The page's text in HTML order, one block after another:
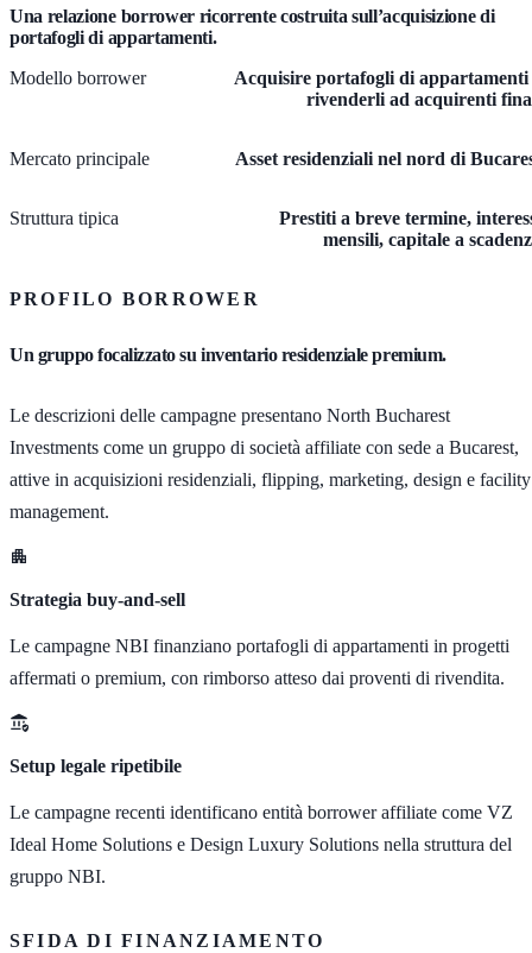
Una relazione borrower ricorrente costruita sull’acquisizione di
portafogli di appartamenti.
Modello borrower
Acquisire portafogli di appartamenti
rivenderli ad acquirenti
Mercato principale Asset residenziali nel nord di
Struttura tipica
Prestiti a breve termine,
mensili, capitale a
PROFILO BORROWER
Un gruppo focalizzato su inventario residenziale premium.
Le descrizioni delle campagne presentano North Bucharest
Investments come un gruppo di società affiliate con sede a Bucarest,
attive in acquisizioni residenziali, flipping, marketing, design e facility
management.
Strategia buy-and-sell
Le campagne NBI finanziano portafogli di appartamenti in progetti
affermati o premium, con rimborso atteso dai proventi di rivendita.
Setup legale ripetibile
Le campagne recenti identificano entità borrower affiliate come VZ
Ideal Home Solutions e Design Luxury Solutions nella struttura del
gruppo NBI.
SFIDA DI FINANZIAMENTO